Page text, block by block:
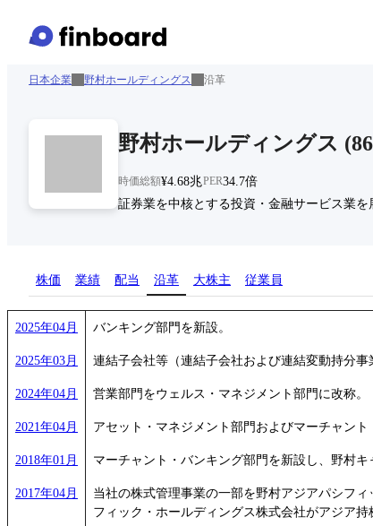
日本企業 野村ホールディングス 沿革
野村ホールディングス (
時価総額¥4.68兆PER34.7倍
証券業を中核とする投資・金融サービス業
株価 業績 配当 沿革 大株主 従業員
2025年04月 バンキング部門を新設。
2025年03月 連結子会社等（連結子会社および連結変動持分事
2024年04月 営業部門をウェルス・マネジメント部門に改称。
2021年04月 アセット・マネジメント部門およびマーチャン
2018年01月 マーチャント・バンキング部門を新設し、野村キ
2017年04月
当社の株式管理事業の一部を野村アジアパシフ
フィック・ホールディングス株式会社がアジア持